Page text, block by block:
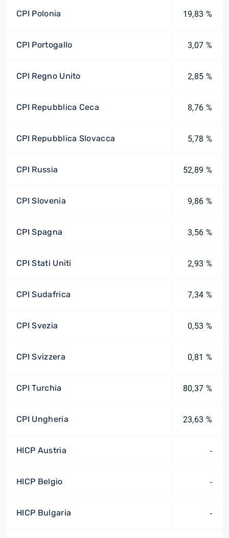
CPI Polonia 19,83 %
CPI Portogallo 3,07 %
CPI Regno Unito 2,85 %
CPI Repubblica Ceca 8,76 %
CPI Repubblica Slovacca 5,78 %
CPI Russia 52,89 %
CPI Slovenia 9,86 %
CPI Spagna 3,56 %
CPI Stati Uniti 2,93 %
CPI Sudafrica 7,34 %
CPI Svezia 0,53 %
CPI Svizzera 0,81 %
CPI Turchia 80,37 %
CPI Ungheria 23,63 %
HICP Austria -
HICP Belgio -
HICP Bulgaria -